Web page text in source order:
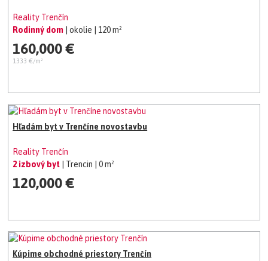
Reality Trenčín
Rodinný dom
| okolie | 120 m²
160,000 €
1333 €/m²
Hľadám byt v Trenčíne novostavbu
Reality Trenčín
2 izbový byt
| Trencin | 0 m²
120,000 €
Kúpime obchodné priestory Trenčín